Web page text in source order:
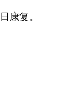
康复。